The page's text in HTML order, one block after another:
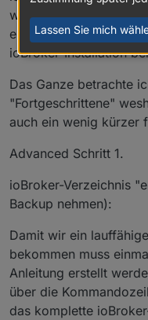
wird nur in den
es nun den Container
ioBroker-Installation
Das Ganze betrachte
"Fortgeschrittene"
auch ein wenig kürzer
Advanced Schritt 1.
ioBroker-Verzeichnis
Backup nehmen):
Damit wir ein
bekommen muss
Anleitung erstellt
über die
das komplette
Lassen Sie mich